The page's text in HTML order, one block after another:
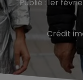
Publié : 1er
Crédit